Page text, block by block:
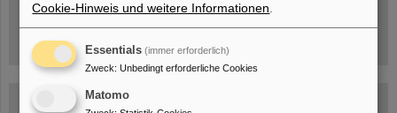
Cookie-Hinweis und weitere Informationen
Essentials (immer erforderlich)
Zweck: Unbedingt erforderliche Cookies
Matomo